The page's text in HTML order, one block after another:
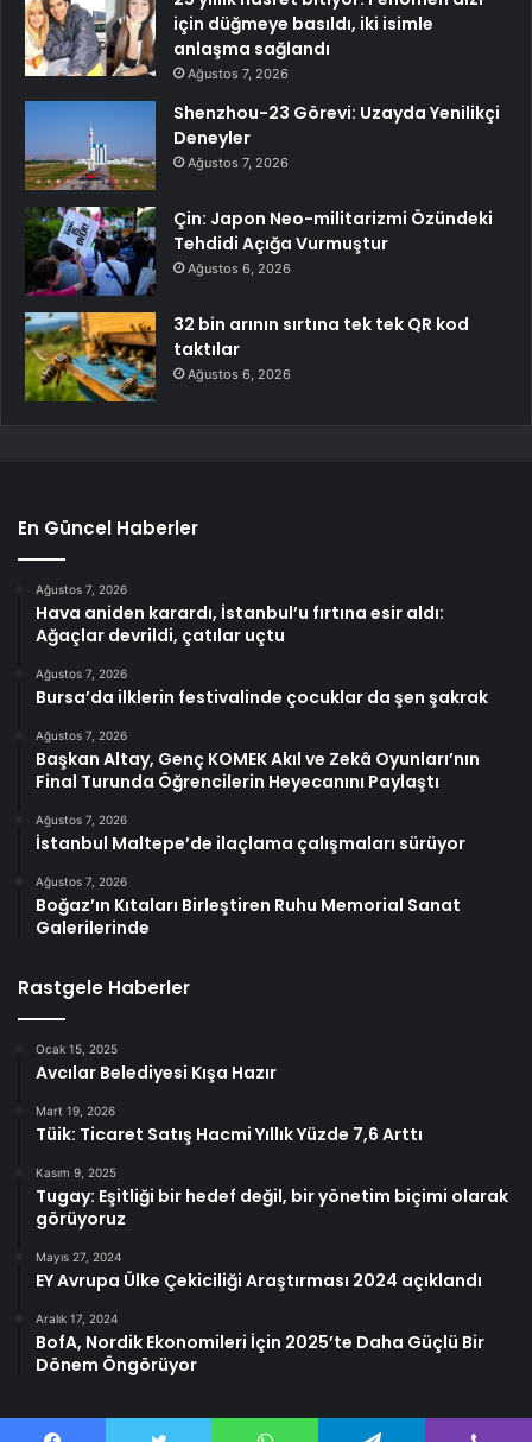
için düğmeye basıldı, iki isimle
anlaşma sağlandı
Ağustos 7, 2026
Shenzhou-23 Görevi: Uzayda Yenilikçi
Deneyler
Ağustos 7, 2026
Çin: Japon Neo-militarizmi Özündeki
Tehdidi Açığa Vurmuştur
Ağustos 6, 2026
32 bin arının sırtına tek tek QR kod
taktılar
Ağustos 6, 2026
En Güncel Haberler
Ağustos 7, 2026
Hava aniden karardı, İstanbul’u fırtına esir aldı:
Ağaçlar devrildi, çatılar uçtu
Ağustos 7, 2026
Bursa’da ilklerin festivalinde çocuklar da şen şakrak
Ağustos 7, 2026
Başkan Altay, Genç KOMEK Akıl ve Zekâ Oyunları’nın
Final Turunda Öğrencilerin Heyecanını Paylaştı
Ağustos 7, 2026
İstanbul Maltepe’de ilaçlama çalışmaları sürüyor
Ağustos 7, 2026
Boğaz’ın Kıtaları Birleştiren Ruhu Memorial Sanat
Galerilerinde
Rastgele Haberler
Ocak 15, 2025
Avcılar Belediyesi Kışa Hazır
Mart 19, 2026
Tüik: Ticaret Satış Hacmi Yıllık Yüzde 7,6 Arttı
Kasım 9, 2025
Tugay: Eşitliği bir hedef değil, bir yönetim biçimi olarak
görüyoruz
Mayıs 27, 2024
EY Avrupa Ülke Çekiciliği Araştırması 2024 açıklandı
Aralık 17, 2024
BofA, Nordik Ekonomileri İçin 2025’te Daha Güçlü Bir
Dönem Öngörüyor